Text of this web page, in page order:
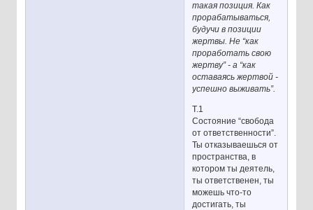
такая позиция. Как
прорабатываться,
будучи в позиции
жертвы. Не “как
проработать свою
жертву” - а “как
оставаясь жертвой -
успешно выживать”.
Т.1
Состояние “свобода
от ответственности”.
Ты отказываешься от
пространства, в
котором ты деятель,
ты ответственен, ты
можешь что-то
достигать, ты